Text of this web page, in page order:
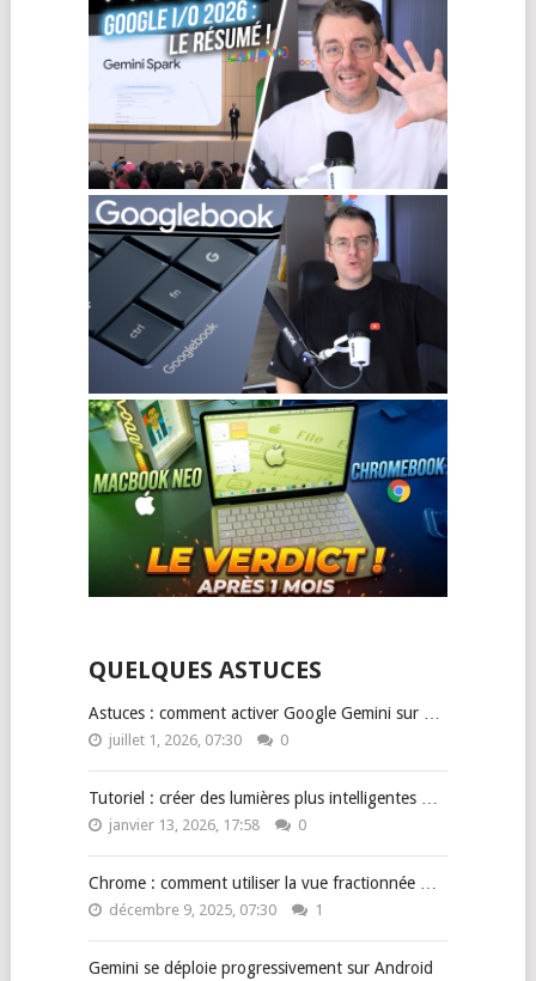
QUELQUES ASTUCES
Astuces : comment activer Google Gemini sur …
juillet 1, 2026, 07:30 0
Tutoriel : créer des lumières plus intelligentes …
janvier 13, 2026, 17:58 0
Chrome : comment utiliser la vue fractionnée …
décembre 9, 2025, 07:30 1
Gemini se déploie progressivement sur Android